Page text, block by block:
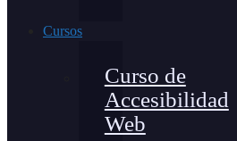
Cursos
Curso de
Accesibilidad
Web